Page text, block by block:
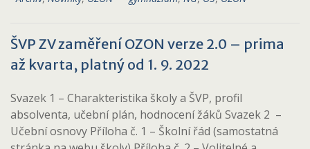
ŠVP ZV zaměření OZON verze 2.0 – prima
až kvarta, platný od 1. 9. 2022
Svazek 1 – Charakteristika školy a ŠVP, profil
absolventa, učební plán, hodnocení žáků Svazek 2 –
Učební osnovy Příloha č. 1 – Školní řád (samostatná